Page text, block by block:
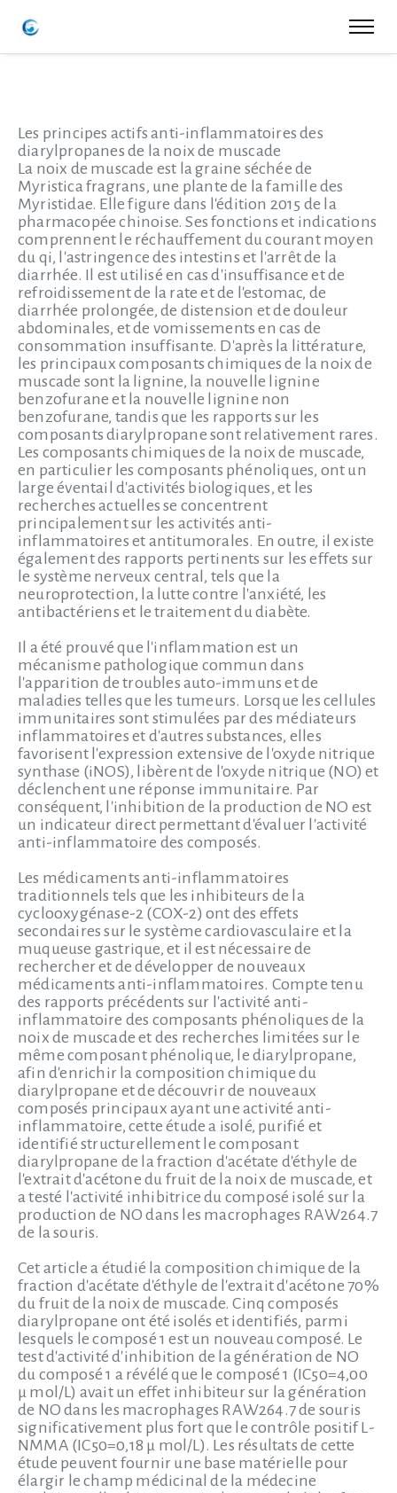
Les principes actifs anti-inflammatoires des
diarylpropanes de la noix de muscade
La noix de muscade est la graine séchée de
Myristica fragrans, une plante de la famille des
Myristidae. Elle figure dans l'édition 2015 de la
pharmacopée chinoise. Ses fonctions et indications
comprennent le réchauffement du courant moyen
du qi, l'astringence des intestins et l'arrêt de la
diarrhée. Il est utilisé en cas d'insuffisance et de
refroidissement de la rate et de l'estomac, de
diarrhée prolongée, de distension et de douleur
abdominales, et de vomissements en cas de
consommation insuffisante. D'après la littérature,
les principaux composants chimiques de la noix de
muscade sont la lignine, la nouvelle lignine
benzofurane et la nouvelle lignine non
benzofurane, tandis que les rapports sur les
composants diarylpropane sont relativement rares.
Les composants chimiques de la noix de muscade,
en particulier les composants phénoliques, ont un
large éventail d'activités biologiques, et les
recherches actuelles se concentrent
principalement sur les activités anti-
inflammatoires et antitumorales. En outre, il existe
également des rapports pertinents sur les effets sur
le système nerveux central, tels que la
neuroprotection, la lutte contre l'anxiété, les
antibactériens et le traitement du diabète.
Il a été prouvé que l'inflammation est un
mécanisme pathologique commun dans
l'apparition de troubles auto-immuns et de
maladies telles que les tumeurs. Lorsque les cellules
immunitaires sont stimulées par des médiateurs
inflammatoires et d'autres substances, elles
favorisent l'expression extensive de l'oxyde nitrique
synthase (iNOS), libèrent de l'oxyde nitrique (NO) et
déclenchent une réponse immunitaire. Par
conséquent, l'inhibition de la production de NO est
un indicateur direct permettant d'évaluer l'activité
anti-inflammatoire des composés.
Les médicaments anti-inflammatoires
traditionnels tels que les inhibiteurs de la
cyclooxygénase-2 (COX-2) ont des effets
secondaires sur le système cardiovasculaire et la
muqueuse gastrique, et il est nécessaire de
rechercher et de développer de nouveaux
médicaments anti-inflammatoires. Compte tenu
des rapports précédents sur l'activité anti-
inflammatoire des composants phénoliques de la
noix de muscade et des recherches limitées sur le
même composant phénolique, le diarylpropane,
afin d'enrichir la composition chimique du
diarylpropane et de découvrir de nouveaux
composés principaux ayant une activité anti-
inflammatoire, cette étude a isolé, purifié et
identifié structurellement le composant
diarylpropane de la fraction d'acétate d'éthyle de
l'extrait d'acétone du fruit de la noix de muscade, et
a testé l'activité inhibitrice du composé isolé sur la
production de NO dans les macrophages RAW264.7
de la souris.
Cet article a étudié la composition chimique de la
fraction d'acétate d'éthyle de l'extrait d'acétone 70%
du fruit de la noix de muscade. Cinq composés
diarylpropane ont été isolés et identifiés, parmi
lesquels le composé 1 est un nouveau composé. Le
test d'activité d'inhibition de la génération de NO
du composé 1 a révélé que le composé 1 (IC50=4,00
μ mol/L) avait un effet inhibiteur sur la génération
de NO dans les macrophages RAW264.7 de souris
significativement plus fort que le contrôle positif L-
NMMA (IC50=0,18 μ mol/L). Les résultats de cette
étude peuvent fournir une base matérielle pour
élargir le champ médicinal de la médecine